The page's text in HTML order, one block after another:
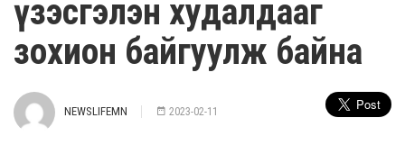
үзэсгэлэн худалдааг
зохион байгуулж байна
NEWSLIFEMN 2023-02-11